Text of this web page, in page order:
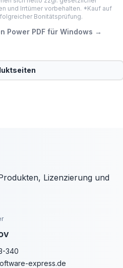
und Irrtümer vorbehalten. *Kauf auf
Bonitätsprüfung.
Power PDF für Windows →
Lizenzierung und
340
express.de